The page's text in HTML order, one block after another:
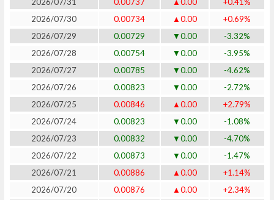
2026/07/30
0.00734 ▲0.00
+0.69%
2026/07/29
0.00729 ▼0.00
-3.32%
2026/07/28
0.00754 ▼0.00
-3.95%
2026/07/27
0.00785 ▼0.00
-4.62%
2026/07/26
0.00823 ▼0.00
-2.72%
2026/07/25
0.00846 ▲0.00
+2.79%
2026/07/24
0.00823 ▼0.00
-1.08%
2026/07/23
0.00832 ▼0.00
-4.70%
2026/07/22
0.00873 ▼0.00
-1.47%
2026/07/21
0.00886 ▲0.00
+1.14%
2026/07/20
0.00876 ▲0.00
+2.34%